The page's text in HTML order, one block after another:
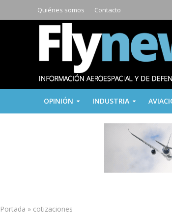
Quiénes somos Contacto
OPINIÓN INDUSTRIA
Portada » cotizaciones